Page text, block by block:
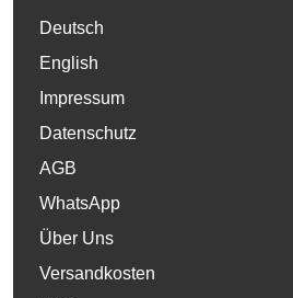
Deutsch
English
Impressum
Datenschutz
AGB
WhatsApp
Über Uns
Versandkosten